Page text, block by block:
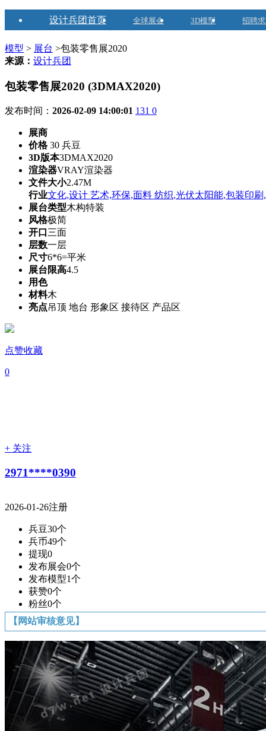
设计兵团首页 全球展会 3D模型 招聘
模型 > 展台 >包装零售展2020
来源： 设计兵团
包装零售展2020 (3DMAX2020)
发布时间： 2026-02-09 14:00:01 131 0
展商
价格30 兵豆
3D版本3DMAX2020
渲染器VRAY渲染器
文件大小2.47M
行业文化,设计 艺术,环保,面料 纺织,光伏太阳能,包装印
展台类型木构特装
风格极简
开口 三面
层数一层
尺寸6*6=平米
展台限高4.5
用色
材料木
亮点吊顶 地台 形象区 接待区 产品区
点赞收藏
0
+ 关注
2971****0390
2026-01-26注册
兵豆30个
兵币49个
提现0
发布展会0个
发布模型1个
获赞0个
粉丝0个
【网站审核意见】